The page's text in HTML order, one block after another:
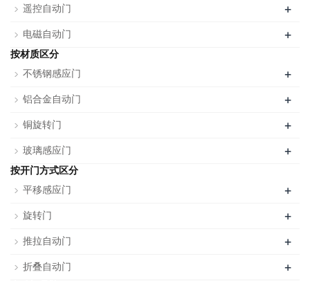
遥控自动门 +
电磁自动门 +
按材质区分
不锈钢感应门
+
铝合金自动门 +
铜旋转门 +
玻璃感应门 +
按开门方式区分
平移感应门
+
旋转门 +
推拉自动门 +
折叠自动门 +